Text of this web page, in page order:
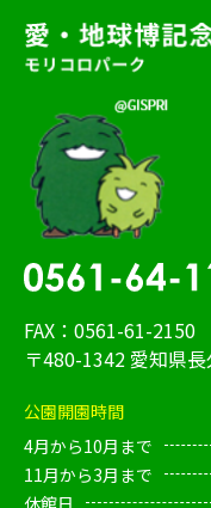
FAX：0561-61-2150
〒480-1342 愛知県
公園開園時間
4月から10月まで
11月から3月まで